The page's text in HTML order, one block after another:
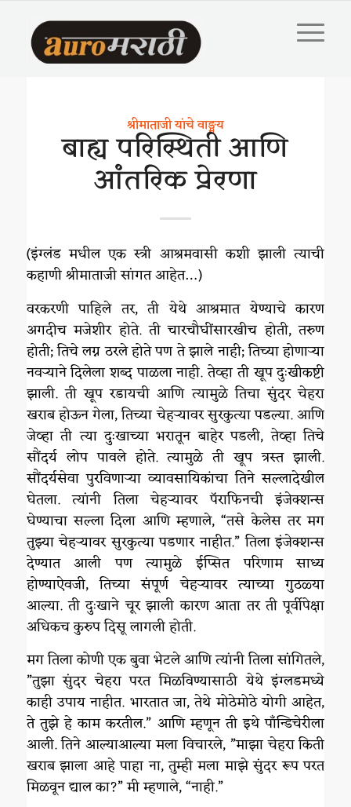
श्रीमाताजी यांचे वाङ्मय
बाह्य परिस्थिती आणि
आंतरिक प्रेरणा
(इंग्लंड मधील एक स्त्री आश्रमवासी कशी झाली त्याची
कहाणी श्रीमाताजी सांगत आहेत…)
वरकरणी पाहिले तर, ती येथे आश्रमात येण्याचे कारण
अगदीच मजेशीर होते. ती चारचौघींसारखीच होती, तरुण
होती; तिचे लग्न ठरले होते पण ते झाले नाही; तिच्या होणाऱ्या
नवऱ्याने दिलेला शब्द पाळला नाही. तेव्हा ती खूप दुःखीकष्टी
झाली. ती खूप रडायची आणि त्यामुळे तिचा सुंदर चेहरा
खराब होऊन गेला, तिच्या चेहऱ्यावर सुरकुत्या पडल्या. आणि
जेव्हा ती त्या दुःखाच्या भरातून बाहेर पडली, तेव्हा तिचे
सौंदर्य लोप पावले होते. त्यामुळे ती खूप त्रस्त झाली.
सौंदर्यसेवा पुरविणाऱ्या व्यावसायिकांचा तिने सल्लादेखील
घेतला. त्यांनी तिला चेहऱ्यावर पॅराफिनची इंजेक्शन्स
घेण्याचा सल्ला दिला आणि म्हणाले, “तसे केलेस तर मग
तुझ्या चेहऱ्यावर सुरकुत्या पडणार नाहीत.” तिला इंजेक्शन्स
देण्यात आली पण त्यामुळे ईप्सित परिणाम साध्य
होण्याऐवजी, तिच्या संपूर्ण चेहऱ्यावर त्याच्या गुठळ्या
आल्या. ती दुःखाने चूर झाली कारण आता तर ती पूर्वीपेक्षा
अधिकच कुरुप दिसू लागली होती.
मग तिला कोणी एक बुवा भेटले आणि त्यांनी तिला सांगितले,
”तुझा सुंदर चेहरा परत मिळविण्यासाठी येथे इंग्लडमध्ये
काही उपाय नाहीत. भारतात जा, तेथे मोठेमोठे योगी आहेत,
ते तुझे हे काम करतील.” आणि म्हणून ती इथे पाँन्डिचेरीला
आली. तिने आल्याआल्या मला विचारले, ”माझा चेहरा किती
खराब झाला आहे पाहा ना, तुम्ही मला माझे सुंदर रूप परत
मिळवून द्याल का?” मी म्हणाले, “नाही.”